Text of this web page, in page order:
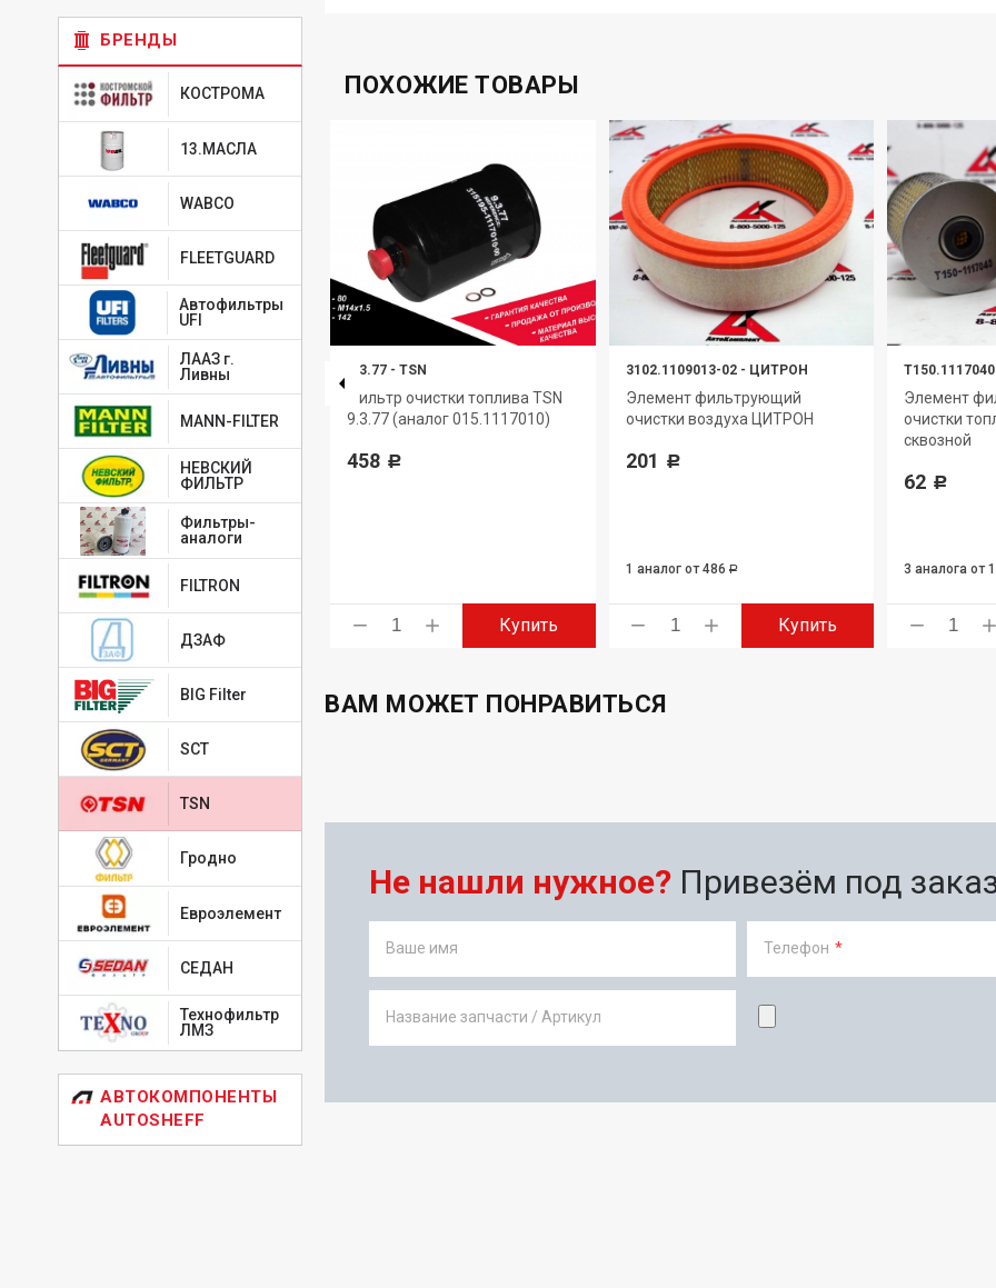
БРЕНДЫ
КОСТРОМА
13.МАСЛА
WABCO
FLEETGUARD
Автофильтры
UFI
ЛААЗ г.
Ливны
MANN-FILTER
НЕВСКИЙ
ФИЛЬТР
Фильтры-
аналоги
FILTRON
ДЗАФ
BIG Filter
SCT
TSN
Гродно
Евроэлемент
СЕДАН
Технофильтр
ЛМЗ
АВТОКОМПОНЕНТЫ
AUTOSHEFF
ПОХОЖИЕ ТОВАРЫ
3.3.1 - TSN
Амортизатор под кабину TSN
863 Р
9.3.77 - TSN
Фильтр очистки топлива TSN
9.3.77 (аналог 015.1117010)
458 Р
Купить
3102.1109013-02 - ЦИТРОН
Элемент фильтрующий
очистки воздуха ЦИТРОН
201 Р
1 аналог от 486 Р
Купить
Т150.1117040
Элемент
очистки
сквозной
62 Р
3 аналога от
ВАМ МОЖЕТ ПОНРАВИТЬСЯ
Не нашли нужное? Привезём под
Ваше имя Телефон *
Название запчасти / Артикул